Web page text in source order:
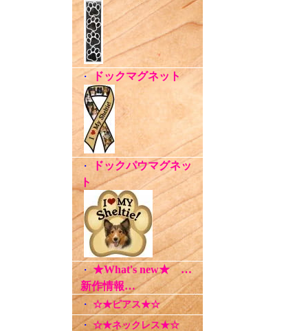
・ドックマグネット
・
ドックパウマグネッ
ト
・★What's new★ …
新作情報…
・ ☆★ピアス★☆
・ ☆★ネックレス★☆